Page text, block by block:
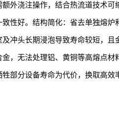
外浇注操作，结合热流道技术
性好。结构简化：省去单独熔炉
冲头长期浸泡导致寿命较短，
，无法处理铝、黄铜等高熔点材
部分设备寿命为代价，换取高